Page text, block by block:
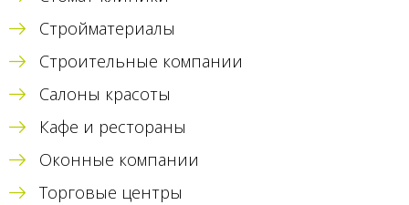
Стройматериалы
Строительные компании
Салоны красоты
Кафе и рестораны
Оконные компании
Торговые центры